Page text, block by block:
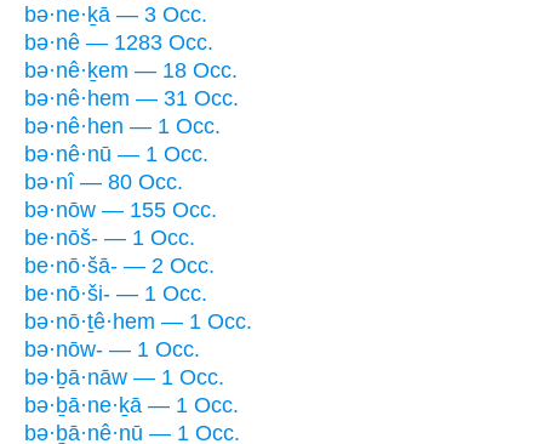
bə·ne·ḵā — 3 Occ.
bə·nê — 1283 Occ.
bə·nê·ḵem — 18 Occ.
bə·nê·hem — 31 Occ.
bə·nê·hen — 1 Occ.
bə·nê·nū — 1 Occ.
bə·nî — 80 Occ.
bə·nōw — 155 Occ.
be·nōš- — 1 Occ.
be·nō·šā- — 2 Occ.
be·nō·ši- — 1 Occ.
bə·nō·ṯê·hem — 1 Occ.
bə·nōw- — 1 Occ.
bə·ḇā·nāw — 1 Occ.
bə·ḇā·ne·ḵā — 1 Occ.
bə·ḇā·nê·nū — 1 Occ.